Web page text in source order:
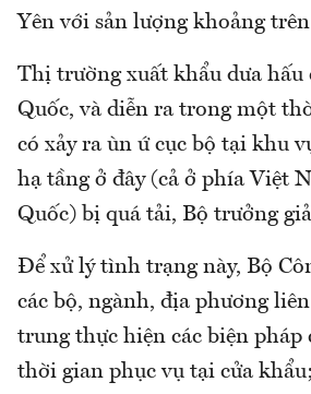
Yên với sản lượng khoảng
Thị trường xuất khẩu dưa hấu
Quốc, và diễn ra trong một
có xảy ra ùn ứ cục bộ tại khu
hạ tầng ở đây (cả ở phía Việt
Quốc) bị quá tải, Bộ trưởng
Để xử lý tình trạng này, Bộ
các bộ, ngành, địa phương
trung thực hiện các biện pháp
thời gian phục vụ tại cửa